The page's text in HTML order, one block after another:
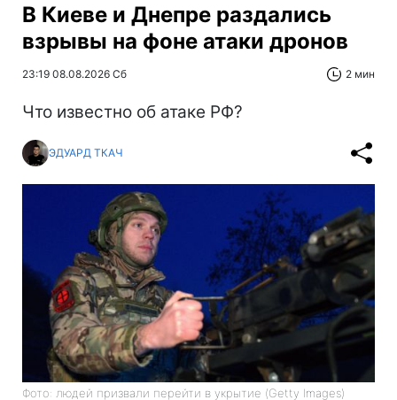
В Киеве и Днепре раздались
взрывы на фоне атаки дронов
23:19 08.08.2026 Сб 2 мин
Что известно об атаке РФ?
ЭДУАРД ТКАЧ
Фото: людей призвали перейти в укрытие (Getty Images)